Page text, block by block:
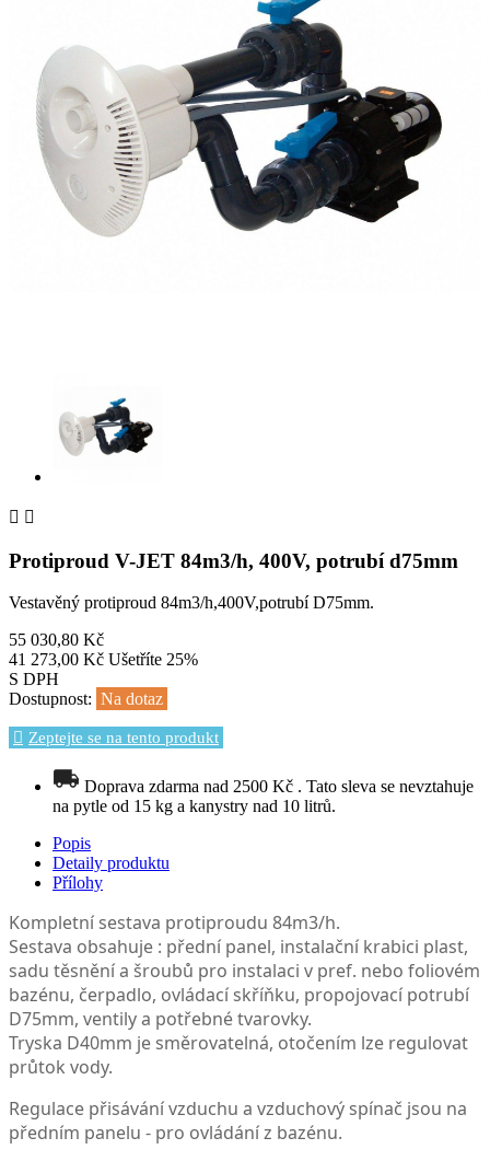
 
Protiproud V-JET 84m3/h, 400V, potrubí d75mm
Vestavěný protiproud 84m3/h,400V,potrubí D75mm.
55 030,80 Kč
41 273,00 Kč Ušetříte 25%
S DPH
Dostupnost: Na dotaz
Zeptejte se na tento produkt
Doprava zdarma nad 2500 Kč . Tato sleva se nevztahuje
na pytle od 15 kg a kanystry nad 10 litrů.
Popis
Detaily produktu
Přílohy
Kompletní sestava protiproudu 84m3/h.
Sestava obsahuje : přední panel, instalační krabici plast,
sadu těsnění a šroubů pro instalaci v pref. nebo foliovém
bazénu, čerpadlo, ovládací skříňku, propojovací potrubí
D75mm, ventily a potřebné tvarovky.
Tryska D40mm je směrovatelná, otočením lze regulovat
průtok vody.
Regulace přisávání vzduchu a vzduchový spínač jsou na
předním panelu - pro ovládání z bazénu.